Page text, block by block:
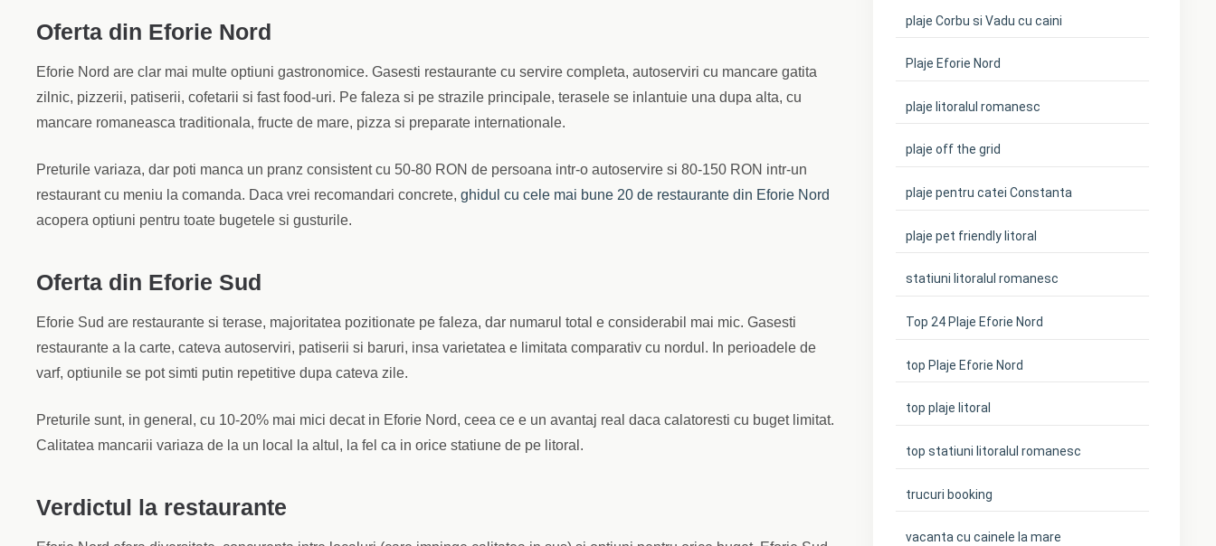
Oferta din Eforie Nord
Eforie Nord are clar mai multe optiuni gastronomice. Gasesti restaurante cu servire completa, autoserviri cu mancare gatita
zilnic, pizzerii, patiserii, cofetarii si fast food-uri. Pe faleza si pe strazile principale, terasele se inlantuie una dupa alta, cu
mancare romaneasca traditionala, fructe de mare, pizza si preparate internationale.
Preturile variaza, dar poti manca un pranz consistent cu 50-80 RON de persoana intr-o autoservire si 80-150 RON intr-un
restaurant cu meniu la comanda. Daca vrei recomandari concrete, ghidul cu cele mai bune 20 de restaurante din Eforie Nord
acopera optiuni pentru toate bugetele si gusturile.
Oferta din Eforie Sud
Eforie Sud are restaurante si terase, majoritatea pozitionate pe faleza, dar numarul total e considerabil mai mic. Gasesti
restaurante a la carte, cateva autoserviri, patiserii si baruri, insa varietatea e limitata comparativ cu nordul. In perioadele de
varf, optiunile se pot simti putin repetitive dupa cateva zile.
Preturile sunt, in general, cu 10-20% mai mici decat in Eforie Nord, ceea ce e un avantaj real daca calatoresti cu buget limitat.
Calitatea mancarii variaza de la un local la altul, la fel ca in orice statiune de pe litoral.
Verdictul la restaurante
plaje Corbu si Vadu cu caini
Plaje Eforie Nord
plaje litoralul romanesc
plaje off the grid
plaje pentru catei Constanta
plaje pet friendly litoral
statiuni litoralul romanesc
Top 24 Plaje Eforie Nord
top Plaje Eforie Nord
top plaje litoral
top statiuni litoralul romanesc
trucuri booking
vacanta cu cainele la mare